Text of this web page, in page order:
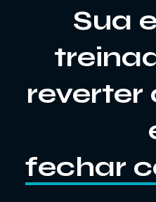
Sua
reverter
fechar